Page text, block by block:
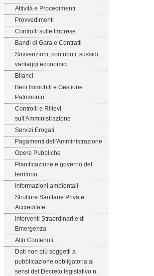
Attività e Procedimenti
Provvedimenti
Controlli sulle Imprese
Bandi di Gara e Contratti
Sovvenzioni, contributi, sussidi,
vantaggi economici
Bilanci
Beni Immobili e Gestione
Patrimonio
Controlli e Rilievi
sull'Amministrazione
Servizi Erogati
Pagamenti dell'Amministrazione
Opere Pubbliche
Pianificazione e governo del
territorio
Informazioni ambientali
Strutture Sanitarie Private
Accreditate
Interventi Straordinari e di
Emergenza
Altri Contenuti
Dati non più soggetti a
pubblicazione obbligatoria ai
sensi del Decreto legislativo n.